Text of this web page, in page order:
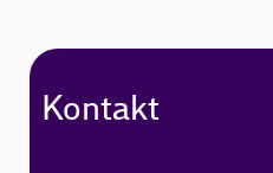
Kontakt